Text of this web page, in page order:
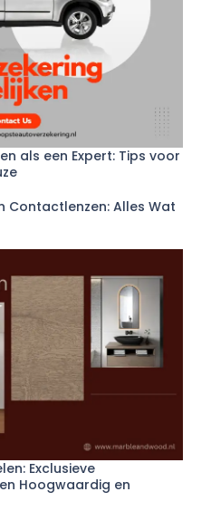
als een Expert: Tips voor
Contactlenzen: Alles Wat
Exclusieve
Hoogwaardig en